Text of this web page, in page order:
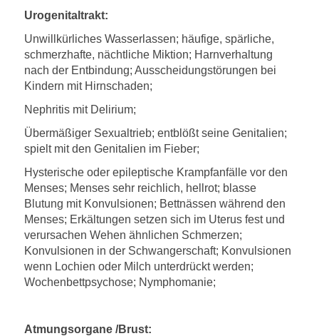
Urogenitaltrakt:
Unwillkürliches Wasserlassen; häufige, spärliche,
schmerzhafte, nächtliche Miktion; Harnverhaltung
nach der Entbindung; Ausscheidungstörungen bei
Kindern mit Hirnschaden;
Nephritis mit Delirium;
Übermäßiger Sexualtrieb; entblößt seine Genitalien;
spielt mit den Genitalien im Fieber;
Hysterische oder epileptische Krampfanfälle vor den
Menses; Menses sehr reichlich, hellrot; blasse
Blutung mit Konvulsionen; Bettnässen während den
Menses; Erkältungen setzen sich im Uterus fest und
verursachen Wehen ähnlichen Schmerzen;
Konvulsionen in der Schwangerschaft; Konvulsionen
wenn Lochien oder Milch unterdrückt werden;
Wochenbettpsychose; Nymphomanie;
Atmungsorgane /Brust: